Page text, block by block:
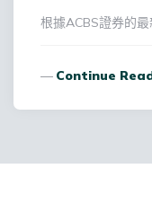
根據ACBS證券的
Continue